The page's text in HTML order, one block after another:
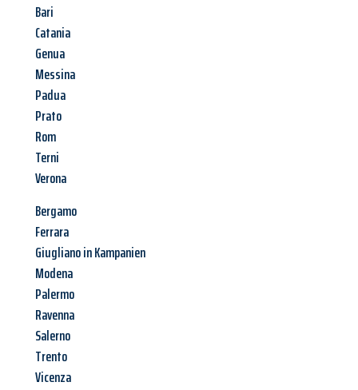
Bari
Catania
Genua
Messina
Padua
Prato
Rom
Terni
Verona
Bergamo
Ferrara
Giugliano in Kampanien
Modena
Palermo
Ravenna
Salerno
Trento
Vicenza